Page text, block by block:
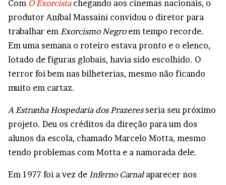
Com O Exorcistachegando aos cinemas nacionais, o
produtor Aníbal Massaini convidou o diretor para
trabalhar em Exorcismo Negroem tempo recorde.
Em uma semana o roteiro estava pronto e o elenco,
lotado de figuras globais, havia sido escolhido. O
terror foi bem nas bilheterias, mesmo não ficando
muito em cartaz.
A Estranha Hospedaria dos Prazeresseria seu próximo
projeto. Deu os créditos da direção para um dos
alunos da escola, chamado Marcelo Motta, mesmo
tendo problemas com Motta e a namorada dele.
Em 1977 foi a vez de Inferno Carnalaparecer nos